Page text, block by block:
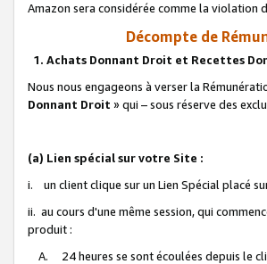
Amazon sera considérée comme la violation
Décompte de
1. Achats Donnant Droit et Recettes
Nous nous engageons à verser la
Donnant Droit » qui – sous réserve des
(a) Lien spécial sur votre Site :
i. un client clique sur un Lien Spécial placé
ii. au cours d'une même session, qui
produit :
A. 24 heures se sont écoulées depuis le